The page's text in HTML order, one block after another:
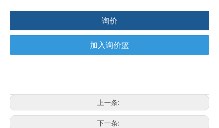
询价
加入询价篮
上一条:
下一条: